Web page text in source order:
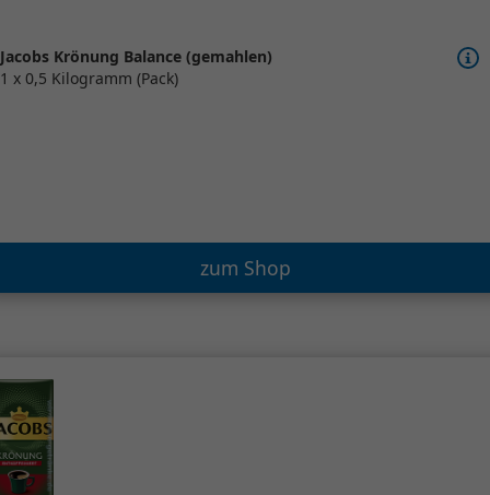
Jacobs Krönung Balance (gemahlen)
1 x 0,5 Kilogramm (Pack)
zum Shop